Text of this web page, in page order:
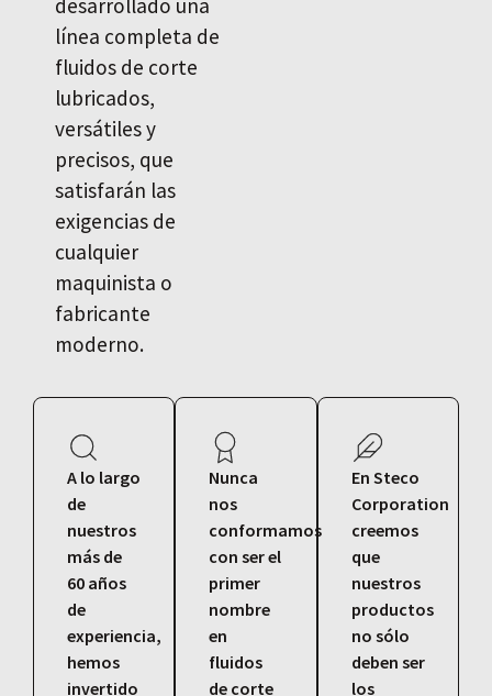
desarrollado una
línea completa de
fluidos de corte
lubricados,
versátiles y
precisos, que
satisfarán las
exigencias de
cualquier
maquinista o
fabricante
moderno.
A lo largo
de
nuestros
más de
60 años
de
experiencia,
hemos
invertido
Nunca
nos
conformamos
con ser el
primer
nombre
en
fluidos
de corte
En Steco
Corporation
creemos
que
nuestros
productos
no sólo
deben ser
los